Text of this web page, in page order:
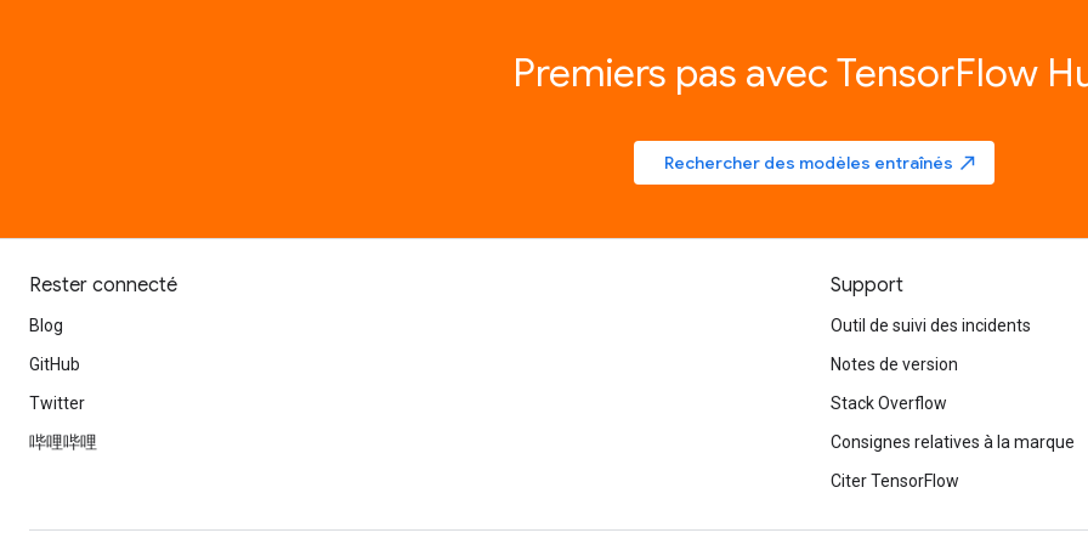
Premiers pas avec TensorFlow
Rechercher des modèles entraînés north_east
Rester connecté
Blog
GitHub
Twitter
哔哩哔哩
Support
Outil de suivi des incidents
Notes de version
Stack Overflow
Consignes relatives à la marque
Citer TensorFlow